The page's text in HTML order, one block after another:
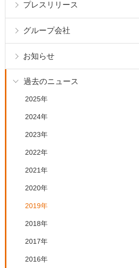
プレスリリース
グループ会社
お知らせ
過去のニュース
2025年
2024年
2023年
2022年
2021年
2020年
2019年
2018年
2017年
2016年